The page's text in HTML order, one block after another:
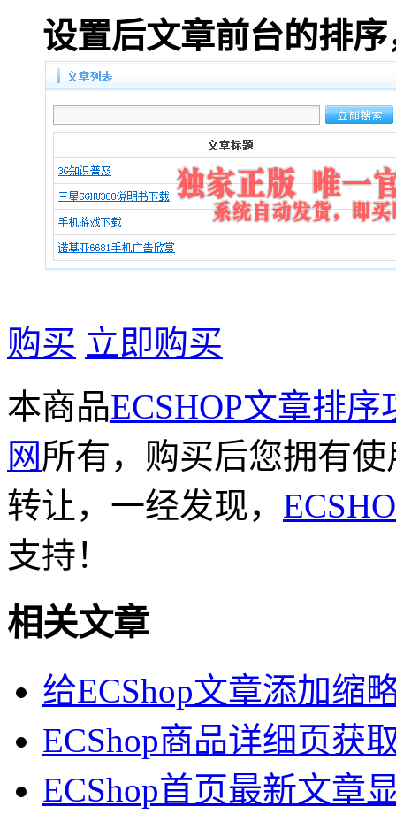
设置后文章前台的排
购买 立即购买
本商品ECSHOP文章排
网所有，购买后您拥有
转让，一经发现，
支持！
相关文章
给ECShop文章添加缩
ECShop商品详细页获
ECShop首页最新文章